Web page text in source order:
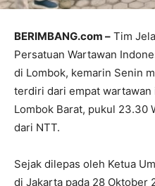
BERIMBANG.com – Tim
Persatuan Wartawan
di Lombok, kemarin Senin
terdiri dari empat wartawan
Lombok Barat, pukul 23.30
dari NTT.
Sejak dilepas oleh Ketua
di Jakarta pada 28 Oktober